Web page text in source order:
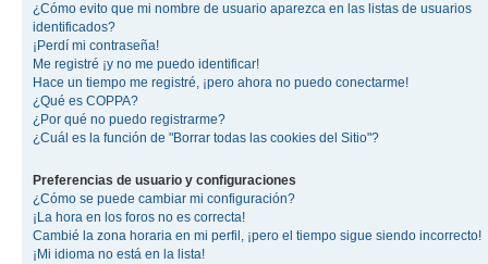
¿Cómo evito que mi nombre de usuario aparezca en las listas de usuarios
identificados?
¡Perdí mi contraseña!
Me registré ¡y no me puedo identificar!
Hace un tiempo me registré, ¡pero ahora no puedo conectarme!
¿Qué es COPPA?
¿Por qué no puedo registrarme?
¿Cuál es la función de "Borrar todas las cookies del Sitio"?
Preferencias de usuario y configuraciones
¿Cómo se puede cambiar mi configuración?
¡La hora en los foros no es correcta!
Cambié la zona horaria en mi perfil, ¡pero el tiempo sigue siendo incorrecto!
¡Mi idioma no está en la lista!